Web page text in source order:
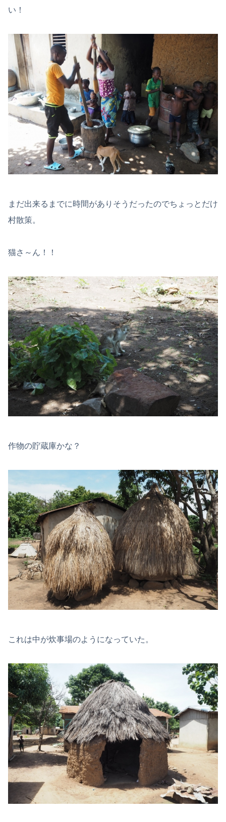
い！
まだ出来るまでに時間がありそうだったのでちょっとだけ
村散策。
猫さ～ん！！
作物の貯蔵庫かな？
これは中が炊事場のようになっていた。